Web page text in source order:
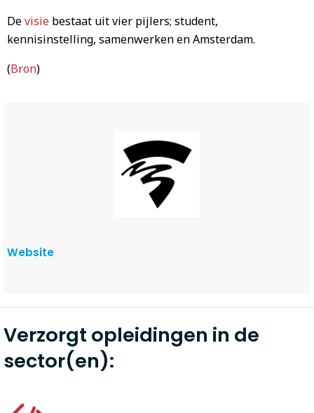
Devisie bestaat uit vier pijlers; student,
kennisinstelling, samenwerken en Amsterdam.
(Bron)
Website
Verzorgt opleidingen in de
sector(en):